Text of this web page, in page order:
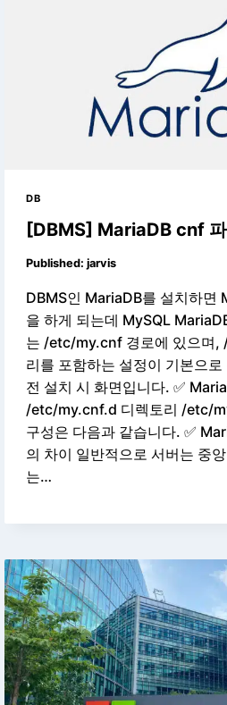
DB
[DBMS] MariaDB cnf
Published: jarvis
DBMS인 MariaDB를 설치하면
을 하게 되는데 MySQL
는 /etc/my.cnf 경로에 있으며
리를 포함하는 설정이 기본으
전 설치 시 화면입니다. ✅
/etc/my.cnf.d 디렉토리 /etc/
구성은 다음과 같습니다. ✅
의 차이 일반적으로 서버는 중
는…